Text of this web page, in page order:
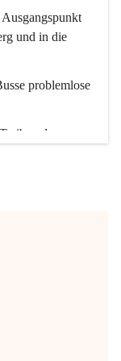
und in die
problemlose
der